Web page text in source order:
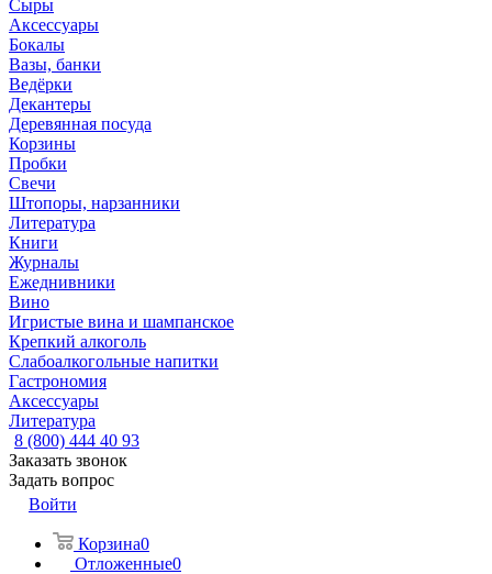
Сыры
Аксессуары
Бокалы
Вазы, банки
Ведёрки
Декантеры
Деревянная посуда
Корзины
Пробки
Свечи
Штопоры, нарзанники
Литература
Книги
Журналы
Ежеднивники
Вино
Игристые вина и шампанское
Крепкий алкоголь
Слабоалкогольные напитки
Гастрономия
Аксессуары
Литература
8 (800) 444 40 93
Заказать звонок
Задать вопрос
Войти
Корзина0
Отложенные0